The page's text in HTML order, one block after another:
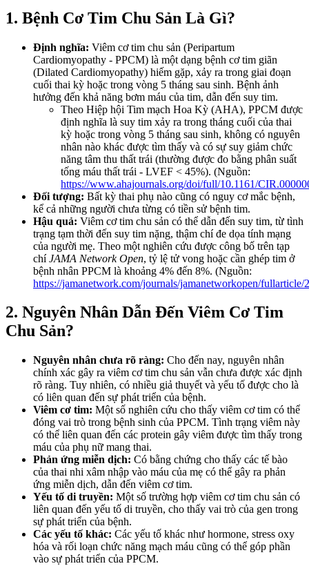
1. Bệnh Cơ Tim Chu Sản Là Gì?
Định nghĩa: Viêm cơ tim chu sản (Peripartum
Cardiomyopathy - PPCM) là một dạng bệnh cơ tim giãn
(Dilated Cardiomyopathy) hiếm gặp, xảy ra trong giai đoạn
cuối thai kỳ hoặc trong vòng 5 tháng sau sinh. Bệnh ảnh
hưởng đến khả năng bơm máu của tim, dẫn đến suy tim.
Theo Hiệp hội Tim mạch Hoa Kỳ (AHA), PPCM được
định nghĩa là suy tim xảy ra trong tháng cuối của thai
kỳ hoặc trong vòng 5 tháng sau sinh, không có nguyên
nhân nào khác được tìm thấy và có sự suy giảm chức
năng tâm thu thất trái (thường được đo bằng phân suất
tống máu thất trái - LVEF < 45%). (Nguồn:
https://www.ahajournals.org/doi/full/10.1161/
Đối tượng: Bất kỳ thai phụ nào cũng có nguy cơ mắc bệnh,
kể cả những người chưa từng có tiền sử bệnh tim.
Hậu quả: Viêm cơ tim chu sản có thể dẫn đến suy tim, từ tình
trạng tạm thời đến suy tim nặng, thậm chí đe dọa tính mạng
của người mẹ. Theo một nghiên cứu được công bố trên tạp
chíJAMA Network Open, tỷ lệ tử vong hoặc cần ghép tim ở
bệnh nhân PPCM là khoảng 4% đến 8%. (Nguồn:
https://jamanetwork.com/journals/jamanetworkopen/fullarticle/
2. Nguyên Nhân Dẫn Đến Viêm Cơ Tim
Chu Sản?
Nguyên nhân chưa rõ ràng: Cho đến nay, nguyên nhân
chính xác gây ra viêm cơ tim chu sản vẫn chưa được xác định
rõ ràng. Tuy nhiên, có nhiều giả thuyết và yếu tố được cho là
có liên quan đến sự phát triển của bệnh.
Viêm cơ tim: Một số nghiên cứu cho thấy viêm cơ tim có thể
đóng vai trò trong bệnh sinh của PPCM. Tình trạng viêm này
có thể liên quan đến các protein gây viêm được tìm thấy trong
máu của phụ nữ mang thai.
Phản ứng miễn dịch: Có bằng chứng cho thấy các tế bào
của thai nhi xâm nhập vào máu của mẹ có thể gây ra phản
ứng miễn dịch, dẫn đến viêm cơ tim.
Yếu tố di truyền: Một số trường hợp viêm cơ tim chu sản có
liên quan đến yếu tố di truyền, cho thấy vai trò của gen trong
sự phát triển của bệnh.
Các yếu tố khác: Các yếu tố khác như hormone, stress oxy
hóa và rối loạn chức năng mạch máu cũng có thể góp phần
vào sự phát triển của PPCM.